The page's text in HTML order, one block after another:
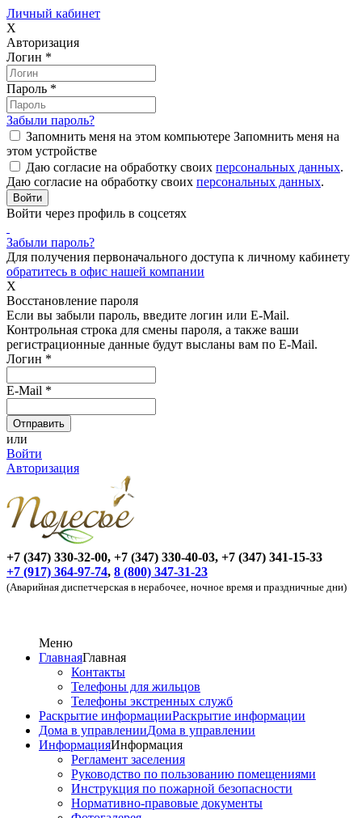
Личный кабинет
X
Авторизация
Логин *
Пароль *
Забыли пароль?
Запомнить меня на этом компьютере Запомнить меня на
этом устройстве
Даю согласие на обработку своих персональных данных.
Даю согласие на обработку своих персональных данных.
Войти через профиль в соцсетях
Забыли пароль?
Для получения первоначального доступа к личному кабинету
обратитесь в офис нашей компании
X
Восстановление пароля
Если вы забыли пароль, введите логин или E-Mail.
Контрольная строка для смены пароля, а также ваши
регистрационные данные будут высланы вам по E-Mail.
Логин *
E-Mail *
или
Войти
Авторизация
+7 (347) 330-32-00, +7 (347) 330-40-03, +7 (347) 341-15-33
+7 (917) 364-97-74, 8 (800) 347-31-23
(Аварийная диспетчерская в нерабочее, ночное время и праздничные дни)
Меню
ГлавнаяГлавная
Контакты
Телефоны для жильцов
Телефоны экстренных служб
Раскрытие информацииРаскрытие информации
Дома в управленииДома в управлении
ИнформацияИнформация
Регламент заселения
Руководство по пользованию помещениями
Инструкция по пожарной безопасности
Нормативно-правовые документы